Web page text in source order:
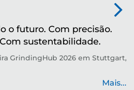
o futuro. Com precisão.
sustentabilidade.
GrindingHub 2026 em Stuttgart,
Mais...